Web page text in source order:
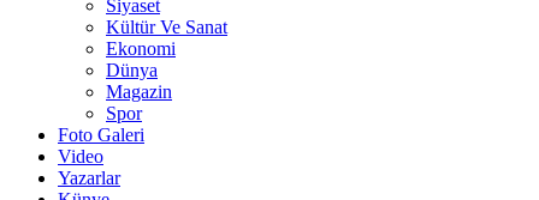
Siyaset
Kültür Ve Sanat
Ekonomi
Dünya
Magazin
Spor
Foto Galeri
Video
Yazarlar